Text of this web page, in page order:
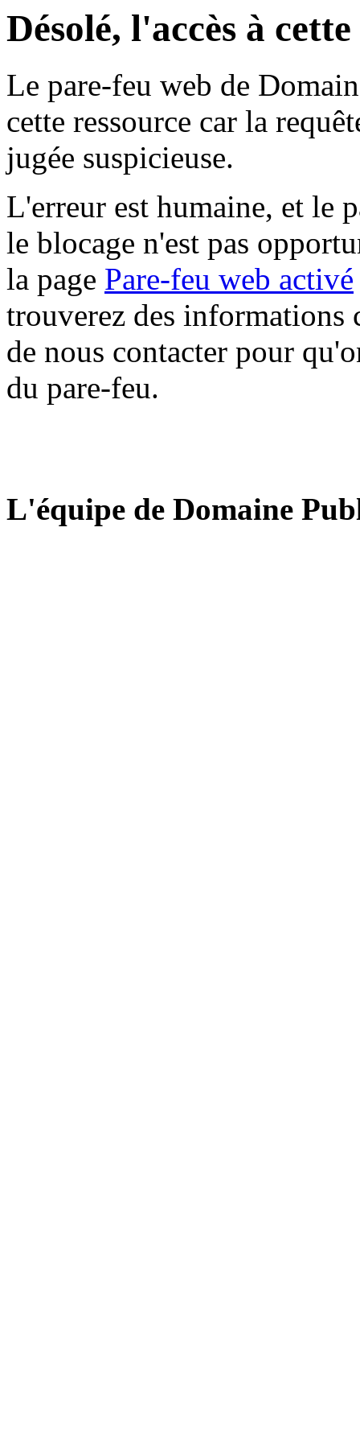
Désolé, l'accès à
Le pare-feu web de
cette ressource car la
jugée suspicieuse.
L'erreur est humaine, et le
le blocage n'est pas
la page Pare-feu web activé
trouverez des informations
de nous contacter pour
du pare-feu.
L'équipe de Domaine